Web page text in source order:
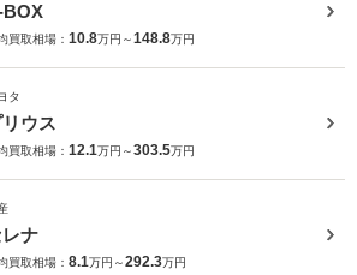
BOX
買取相場： 10.8万円～148.8万円
タ
ウス
買取相場： 12.1万円～303.5万円
ナ
買取相場： 8.1万円～292.3万円